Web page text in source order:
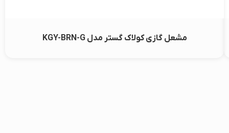
مشعل گازی کولاک گستر مدل KGY-BRN-G